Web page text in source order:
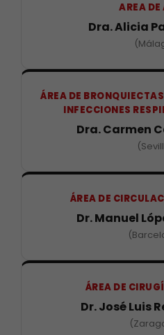
AREA
Dra. Alicia
ÁREA DE
INFECCIONES
Dra. Carmen
ÁREA DE
Dr. Manuel
ÁREA DE
Dr. José Luis